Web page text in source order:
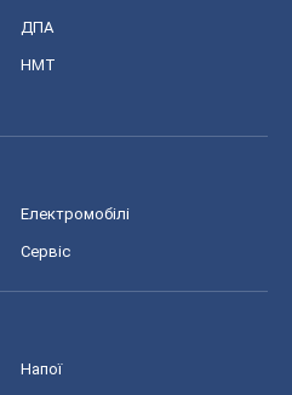
ДПА
НМТ
Електромобілі
Сервіс
Напої